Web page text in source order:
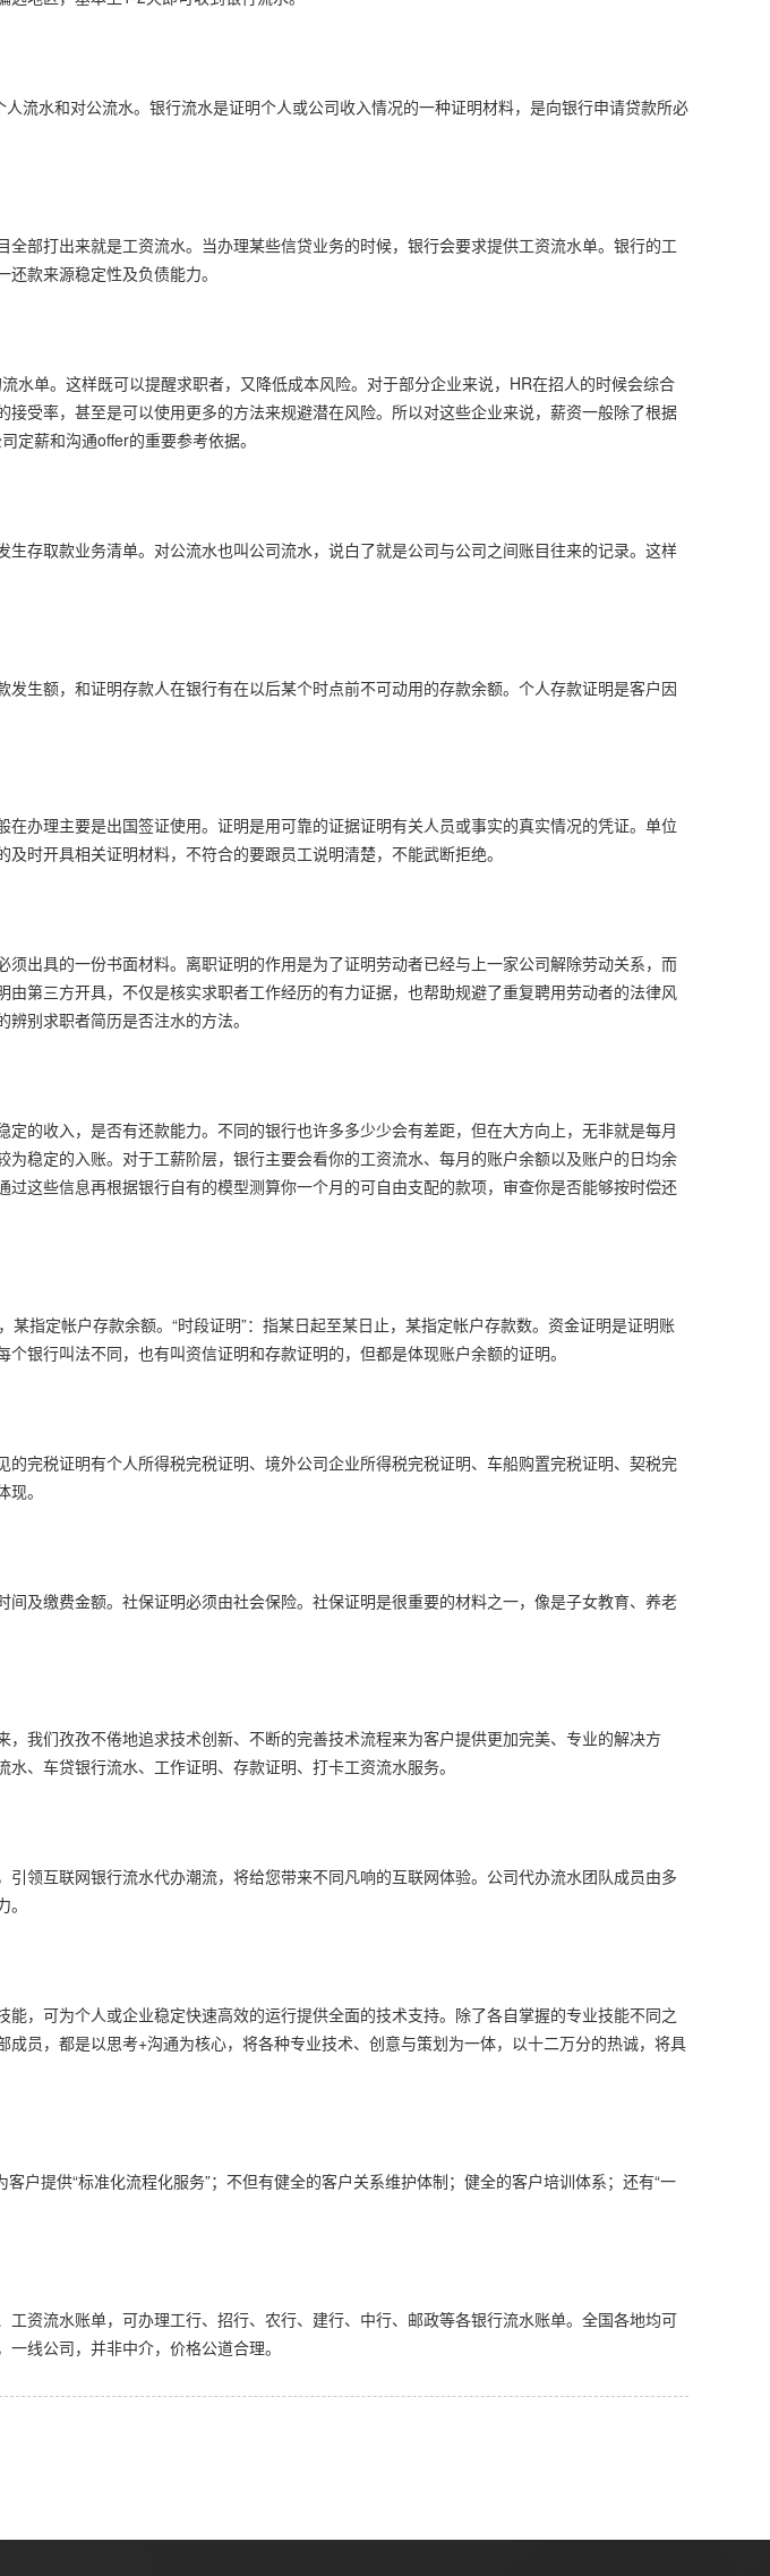
流水和对公流水。银行流水是证明个人或公司收入情况的一种证明材料，是向银行申请贷款所必
部打出来就是工资流水。当办理某些信贷业务的时候，银行会要求提供工资流水单。银行的工
款来源稳定性及负债能力。
单。这样既可以提醒求职者，又降低成本风险。对于部分企业来说，HR在招人的时候会综合
受率，甚至是可以使用更多的方法来规避潜在风险。所以对这些企业来说，薪资一般除了根据
定薪和沟通offer的重要参考依据。
存取款业务清单。对公流水也叫公司流水，说白了就是公司与公司之间账目往来的记录。这样
生额，和证明存款人在银行有在以后某个时点前不可动用的存款余额。个人存款证明是客户因
办理主要是出国签证使用。证明是用可靠的证据证明有关人员或事实的真实情况的凭证。单位
时开具相关证明材料，不符合的要跟员工说明清楚，不能武断拒绝。
出具的一份书面材料。离职证明的作用是为了证明劳动者已经与上一家公司解除劳动关系，而
第三方开具，不仅是核实求职者工作经历的有力证据，也帮助规避了重复聘用劳动者的法律风
别求职者简历是否注水的方法。
的收入，是否有还款能力。不同的银行也许多多少少会有差距，但在大方向上，无非就是每月
稳定的入账。对于工薪阶层，银行主要会看你的工资流水、每月的账户余额以及账户的日均余
这些信息再根据银行自有的模型测算你一个月的可自由支配的款项，审查你是否能够按时偿还
指定帐户存款余额。“时段证明”：指某日起至某日止，某指定帐户存款数。资金证明是证明账
银行叫法不同，也有叫资信证明和存款证明的，但都是体现账户余额的证明。
完税证明有个人所得税完税证明、境外公司企业所得税完税证明、车船购置完税证明、契税完
。
及缴费金额。社保证明必须由社会保险。社保证明是很重要的材料之一，像是子女教育、养老
我们孜孜不倦地追求技术创新、不断的完善技术流程来为客户提供更加完美、专业的解决方
、车贷银行流水、工作证明、存款证明、打卡工资流水服务。
领互联网银行流水代办潮流，将给您带来不同凡响的互联网体验。公司代办流水团队成员由多
，可为个人或企业稳定快速高效的运行提供全面的技术支持。除了各自掌握的专业技能不同之
员，都是以思考+沟通为核心，将各种专业技术、创意与策划为一体，以十二万分的热诚，将具
户提供“标准化流程化服务”；不但有健全的客户关系维护体制；健全的客户培训体系；还有“一
资流水账单，可办理工行、招行、农行、建行、中行、邮政等各银行流水账单。全国各地均可
线公司，并非中介，价格公道合理。